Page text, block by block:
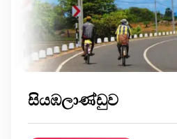
සියඹලාණ්ඩුව